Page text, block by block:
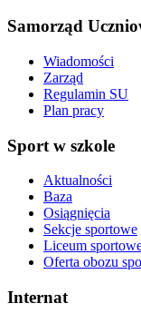
Samorząd
Wiadomości
Zarząd
Regulamin SU
Plan pracy
Sport w szkole
Aktualności
Baza
Osiągnięcia
Sekcje sportowe
Liceum
Oferta obozu
Internat